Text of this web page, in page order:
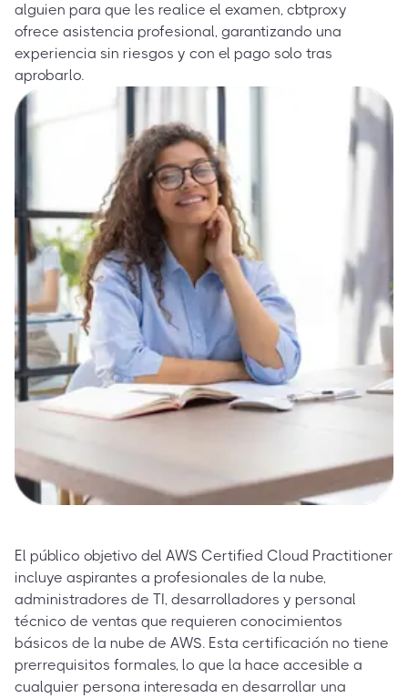
alguien para que les realice el examen, cbtproxy
ofrece asistencia profesional, garantizando una
experiencia sin riesgos y con el pago solo tras
aprobarlo.
El público objetivo del AWS Certified Cloud Practitioner
incluye aspirantes a profesionales de la nube,
administradores de TI, desarrolladores y personal
técnico de ventas que requieren conocimientos
básicos de la nube de AWS. Esta certificación no tiene
prerrequisitos formales, lo que la hace accesible a
cualquier persona interesada en desarrollar una